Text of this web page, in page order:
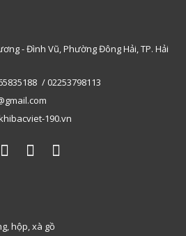
- Đình Vũ, Phường Đông Hải, TP. Hải
/02253798113
190.vn
hộp, xà gồ